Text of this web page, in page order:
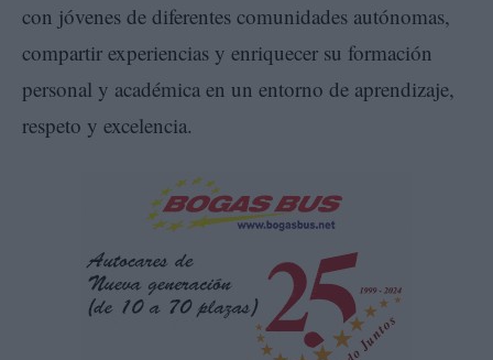
con jóvenes de diferentes comunidades autónomas,
compartir experiencias y enriquecer su formación
personal y académica en un entorno de aprendizaje,
respeto y excelencia.